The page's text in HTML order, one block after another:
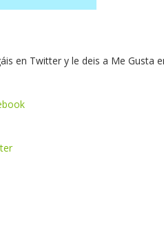
en Twitter y le deis a Me Gusta